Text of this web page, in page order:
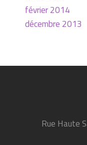
février 2014
décembre 2013
Rue Haute